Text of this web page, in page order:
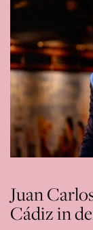
Juan
Cádiz in